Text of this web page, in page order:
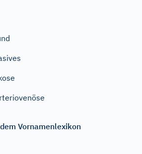
Vornamenlexikon